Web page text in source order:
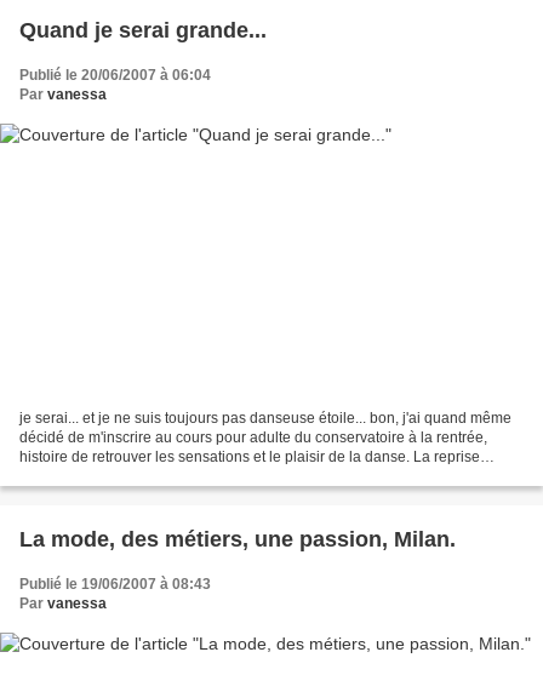
Quand je serai grande...
Publié le 20/06/2007 à 06:04
Par vanessa
je serai... et je ne suis toujours pas danseuse étoile... bon, j'ai quand même
décidé de m'inscrire au cours pour adulte du conservatoire à la rentrée,
histoire de retrouver les sensations et le plaisir de la danse. La reprise
La mode, des métiers, une passion, Milan.
Publié le 19/06/2007 à 08:43
Par vanessa